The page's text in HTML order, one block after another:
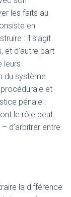
les faits au
en
: il s’agit
et d’autre part
leurs
du système
et
pénale :
le rôle peut
d’arbitrer entre
la différence